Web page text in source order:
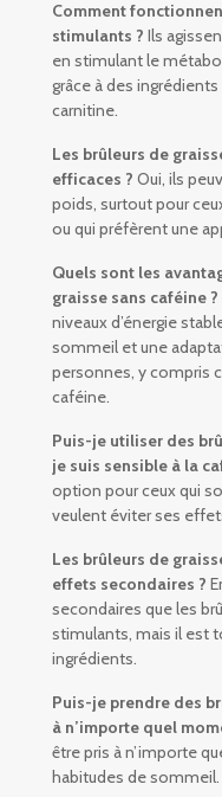
Comment
stimulants ? Ils
en stimulant le
grâce à des
carnitine.
Les brûleurs de
efficaces ? Oui, ils
poids, surtout pour
ou qui préfèrent une
Quels sont les
graisse sans caféine ?
niveaux d’énergie
sommeil et une
personnes, y compris
caféine.
Puis-je utiliser des
je suis sensible à la
option pour ceux qui
veulent éviter ses
Les brûleurs de
effets secondaires ?
secondaires que les
stimulants, mais il est
ingrédients.
Puis-je prendre des
à n’importe quel
être pris à n’importe
habitudes de sommeil.